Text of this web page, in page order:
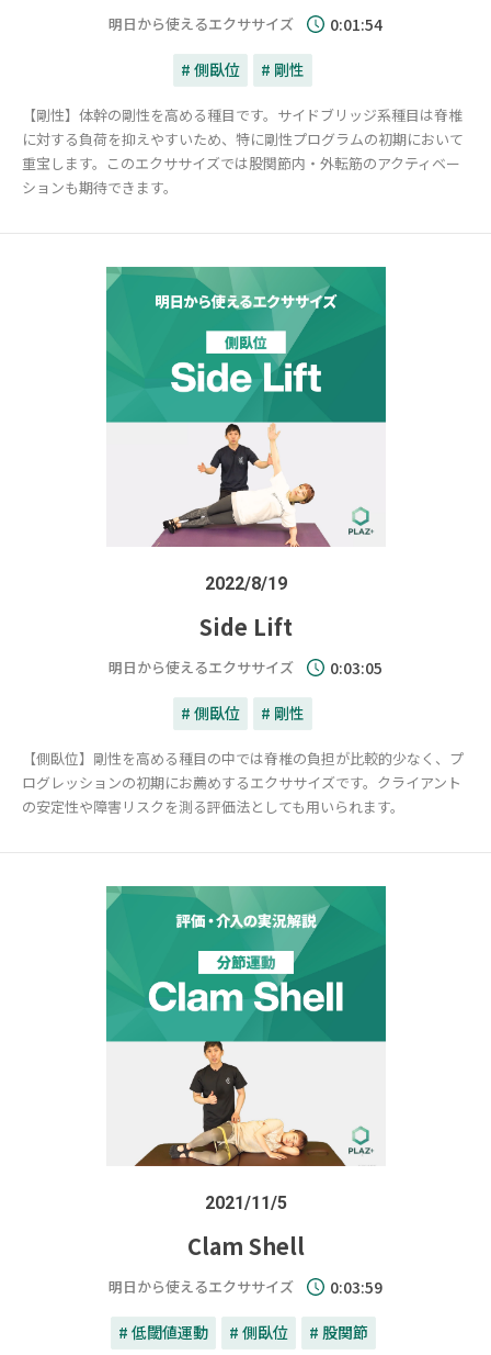
明日から使えるエクササイズ 0:01:54
# 側臥位 # 剛性
【剛性】体幹の剛性を高める種目です。サイドブリッジ系種目は脊椎
に対する負荷を抑えやすいため、特に剛性プログラムの初期において
重宝します。このエクササイズでは股関節内・外転筋のアクティベー
ションも期待できます。
2022/8/19
Side Lift
明日から使えるエクササイズ 0:03:05
# 側臥位 # 剛性
【側臥位】剛性を高める種目の中では脊椎の負担が比較的少なく、プ
ログレッションの初期にお薦めするエクササイズです。クライアント
の安定性や障害リスクを測る評価法としても用いられます。
2021/11/5
Clam Shell
明日から使えるエクササイズ 0:03:59
# 低閾値運動 # 側臥位 # 股関節